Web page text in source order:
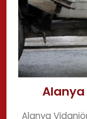
Alanya
Alanya Vidanjör